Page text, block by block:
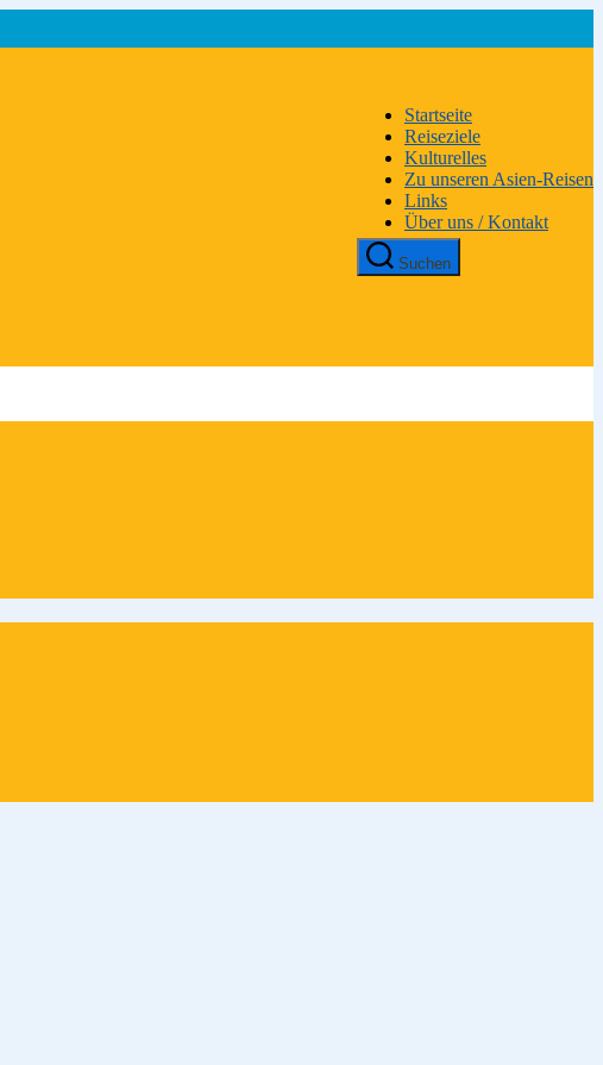
Startseite
Reiseziele
Kulturelles
Zu unseren Asien-Reisen
Links
Über uns / Kontakt
Suchen